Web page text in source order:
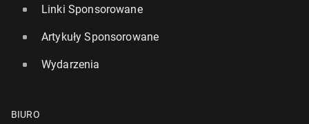
Linki Sponsorowane
Artykuły Sponsorowane
Wydarzenia
BIURO